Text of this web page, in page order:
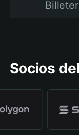
Socios